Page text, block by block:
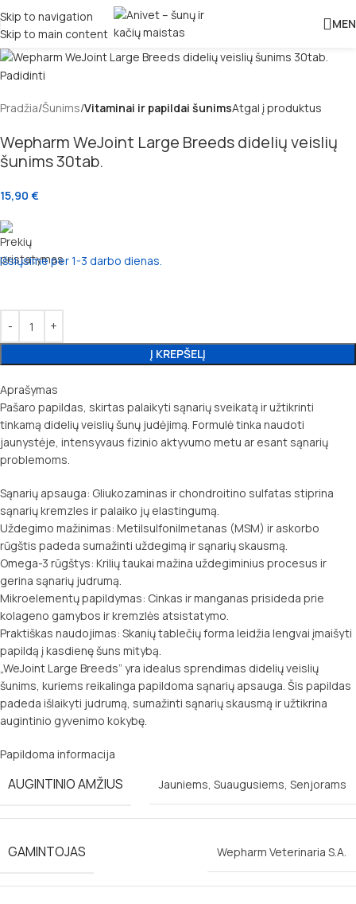
Skip to navigation
Skip to main content
Padidinti
Pradžia Šunims Vitaminai ir papildai šunimsAtgal į produktus
Wepharm WeJoint Large Breeds didelių veislių
šunims 30tab.
15,90 €
Išsiųsime per 1-3 darbo dienas.
Į KREPŠELĮ
Aprašymas
Pašaro papildas, skirtas palaikyti sąnarių sveikatą ir užtikrinti
tinkamą didelių veislių šunų judėjimą. Formulė tinka naudoti
jaunystėje, intensyvaus fizinio aktyvumo metu ar esant sąnarių
problemoms.
Sąnarių apsauga: Gliukozaminas ir chondroitino sulfatas stiprina
sąnarių kremzles ir palaiko jų elastingumą.
Uždegimo mažinimas: Metilsulfonilmetanas (MSM) ir askorbo
rūgštis padeda sumažinti uždegimą ir sąnarių skausmą.
Omega-3 rūgštys: Krilių taukai mažina uždegiminius procesus ir
gerina sąnarių judrumą.
Mikroelementų papildymas: Cinkas ir manganas prisideda prie
kolageno gamybos ir kremzlės atsistatymo.
Praktiškas naudojimas: Skanių tablečių forma leidžia lengvai įmaišyti
papildą į kasdienę šuns mitybą.
„WeJoint Large Breeds” yra idealus sprendimas didelių veislių
šunims, kuriems reikalinga papildoma sąnarių apsauga. Šis papildas
padeda išlaikyti judrumą, sumažinti sąnarių skausmą ir užtikrina
augintinio gyvenimo kokybę.
Papildoma informacija
AUGINTINIO AMŽIUS Jauniems, Suaugusiems, Senjorams
GAMINTOJAS Wepharm Veterinaria S.A.